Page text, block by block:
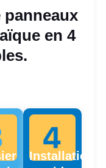
en 4
Installation